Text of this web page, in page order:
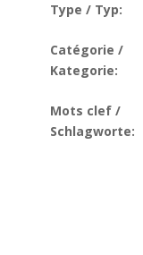
Type / Typ:
Catégorie /
Kategorie:
Mots clef /
Schlagworte: